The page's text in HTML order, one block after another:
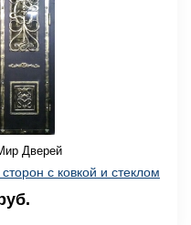
Дверей
с ковкой и стеклом